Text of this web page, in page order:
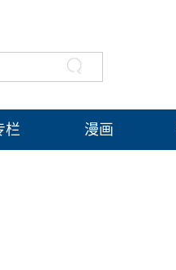
栏 漫画